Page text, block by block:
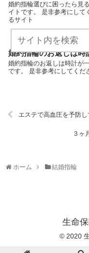
婚約指輪選びに困ったら見
イトです。 是非参考にして
るサイト
婚約指輪のお返しは時
婚約指輪のお返しは時計が
です。 是非参考にしてくだ
エステで高血圧を予防し
３ヶ
ホーム 結婚指輪
生命
© 2020